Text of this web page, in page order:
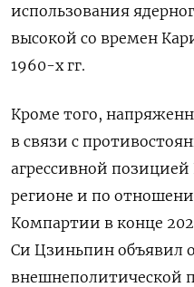
использования
высокой со времен
1960-х гг.
Кроме того,
в связи с
агрессивной
регионе и по
Компартии в конце
Си Цзиньпин объявил
внешнеполитической